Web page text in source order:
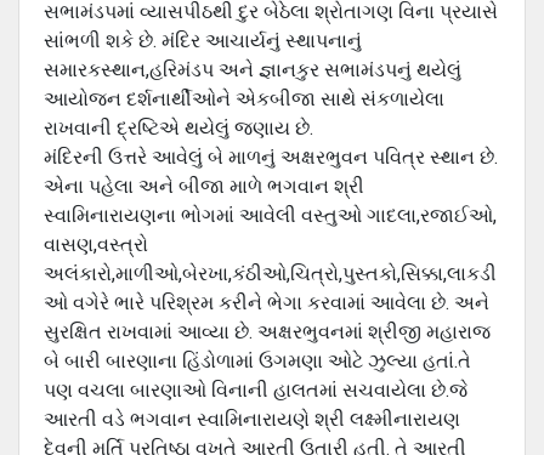
સભામંડપમાં વ્યાસપીઠથી દુર બેઠેલા શ્રોતાગણ વિના પ્રયાસે
સાંભળી શકે છે. મંદિર આચાર્યનું સ્થાપનાનું
સમારકસ્થાન,હરિમંડપ અને જ્ઞાનકુર સભામંડપનું થયેલું
આયોજન દર્શનાર્થીઓને એકબીજા સાથે સંકળાયેલા
રાખવાની દ્રષ્ટિએ થયેલું જણાય છે.
મંદિરની ઉત્તરે આવેલું બે માળનું અક્ષરભુવન પવિત્ર સ્થાન છે.
એના પહેલા અને બીજા માળે ભગવાન શ્રી
સ્વામિનારાયણના ભોગમાં આવેલી વસ્તુઓ ગાદલા,રજાઈઓ,
વાસણ,વસ્ત્રો
અલંકારો,માળીઓ,બેરખા,કંઠીઓ,ચિત્રો,પુસ્તકો,સિક્કા,લાકડી
ઓ વગેરે ભારે પરિશ્રમ કરીને ભેગા કરવામાં આવેલા છે. અને
સુરક્ષિત રાખવામાં આવ્યા છે. અક્ષરભુવનમાં શ્રીજી મહારાજ
બે બારી બારણાના હિંડોળામાં ઉગમણા ઓટે ઝુલ્યા હતાં.તે
પણ વચલા બારણાઓ વિનાની હાલતમાં સચવાયેલા છે.જે
આરતી વડે ભગવાન સ્વામિનારાયણે શ્રી લક્ષ્મીનારાયણ
દેવની મૂર્તિ પ્રતિષ્ઠા વખતે આરતી ઉતારી હતી. તે આરતી